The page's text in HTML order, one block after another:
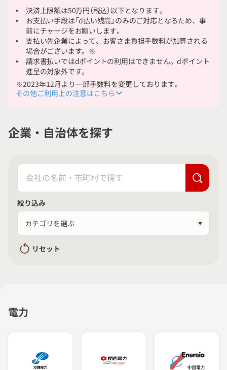
キャンペーン
金融サービス
じぶんスタイル
お知らせ
お店に導入する
実店舗決済
ネット決済
決済上限額は50万円（税込）以下となります。
お支払い手段は「d払い残高」のみのご対応となるため、事
前にチャージをお願いします。
支払い先企業によって、お客さま負担手数料が加算される
場合がございます。※
請求書払いではdポイントの利用はできません。dポイント
進呈の対象外です。
※2023年12月より一部手数料を変更しております。
その他ご利用上の注意はこちら
企業・自治体を探す
絞り込み
リセット
電力